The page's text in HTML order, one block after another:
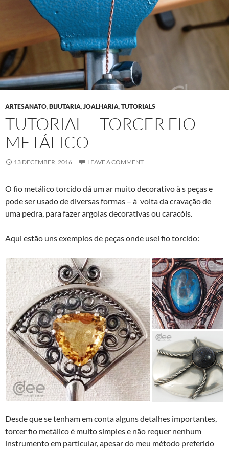
ARTESANATO,BIJUTARIA,JOALHARIA,TUTORIALS
TUTORIAL – TORCER FIO
METÁLICO
13 DECEMBER, 2016 LEAVE A COMMENT
O fio metálico torcido dá um ar muito decorativo à s peças e
pode ser usado de diversas formas – à volta da cravação de
uma pedra, para fazer argolas decorativas ou caracóis.
Aqui estão uns exemplos de peças onde usei fio torcido:
Desde que se tenham em conta alguns detalhes importantes,
torcer fio metálico é muito simples e não requer nenhum
instrumento em particular, apesar do meu método preferido